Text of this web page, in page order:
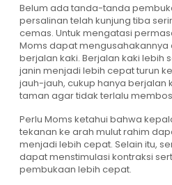
Belum ada tanda-tanda
persalinan telah kunjung tiba
cemas. Untuk mengatasi
Moms dapat mengusahakannya
berjalan kaki. Berjalan kaki lebih
janin menjadi lebih cepat turun
jauh-jauh, cukup hanya berjalan
taman agar tidak terlalu
Perlu Moms ketahui bahwa
tekanan ke arah mulut rahim
menjadi lebih cepat. Selain itu,
dapat menstimulasi kontraksi
pembukaan lebih cepat.